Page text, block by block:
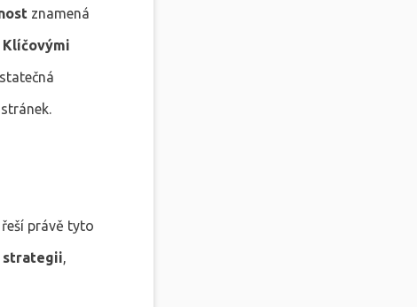
znamená
Klíčovými
právě tyto
strategii,